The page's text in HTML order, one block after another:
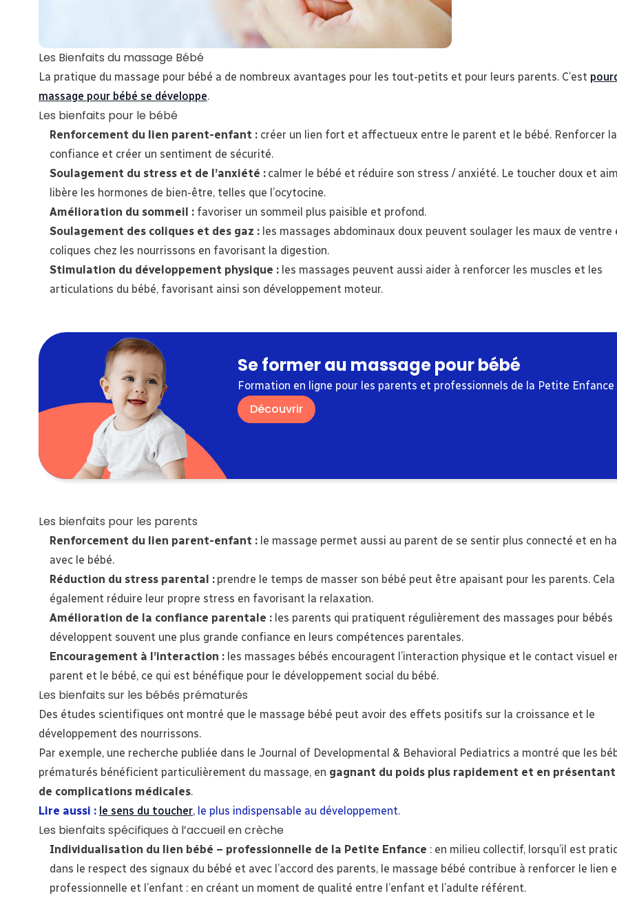
Les Bienfaits du massage Bébé
La pratique du massage pour bébé a de nombreux avantages pour les tout-petits et pour leurs parents. C’est
massage pour bébé se développe.
Les bienfaits pour le bébé
Renforcement du lien parent-enfant : créer un lien fort et affectueux entre le parent et le bébé. Renforcer la
confiance et créer un sentiment de sécurité.
Soulagement du stress et de l’anxiété : calmer le bébé et réduire son stress / anxiété. Le toucher doux et
libère les hormones de bien-être, telles que l’ocytocine.
Amélioration du sommeil : favoriser un sommeil plus paisible et profond.
Soulagement des coliques et des gaz : les massages abdominaux doux peuvent soulager les maux de ventre
coliques chez les nourrissons en favorisant la digestion.
Stimulation du développement physique : les massages peuvent aussi aider à renforcer les muscles et les
articulations du bébé, favorisant ainsi son développement moteur.
Se former au massage pour bébé
Formation en ligne pour les parents et professionnels de la Petite Enfance
Découvrir
Les bienfaits pour les parents
Renforcement du lien parent-enfant : le massage permet aussi au parent de se sentir plus connecté et en
avec le bébé.
Réduction du stress parental :prendre le temps de masser son bébé peut être apaisant pour les parents.
également réduire leur propre stress en favorisant la relaxation.
Amélioration de la confiance parentale : les parents qui pratiquent régulièrement des massages pour bébés
développent souvent une plus grande confiance en leurs compétences parentales.
Encouragement à l’interaction : les massages bébés encouragent l’interaction physique et le contact visuel
parent et le bébé, ce qui est bénéfique pour le développement social du bébé.
Les bienfaits sur les bébés prématurés
Des études scientifiques ont montré que le massage bébé peut avoir des effets positifs sur la croissance et le
développement des nourrissons.
Par exemple, une recherche publiée dans le Journal of Developmental & Behavioral Pediatrics a montré que les
prématurés bénéficient particulièrement du massage, en gagnant du poids plus rapidement et en
de complications médicales.
Lire aussi : le sens du toucher, le plus indispensable au développement.
Les bienfaits spécifiques à l’accueil en crèche
Individualisation du lien bébé – professionnelle de la Petite Enfance : en milieu collectif, lorsqu’il est
dans le respect des signaux du bébé et avec l’accord des parents, le massage bébé contribue à renforcer le lien
professionnelle et l’enfant : en créant un moment de qualité entre l’enfant et l’adulte référent.